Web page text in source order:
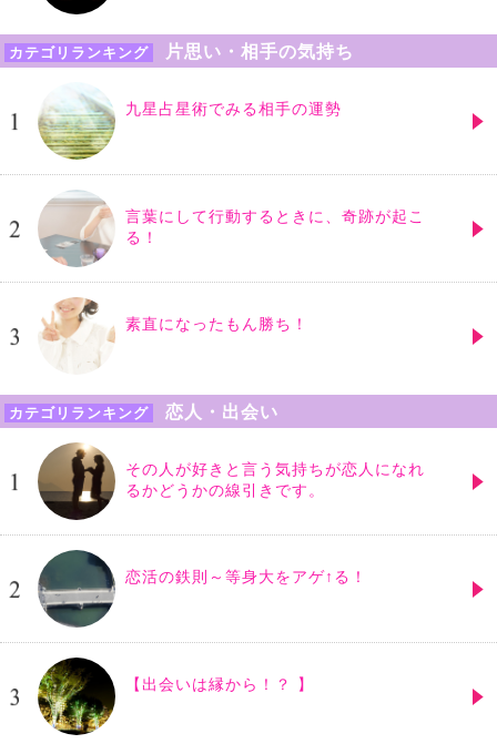
カテゴリランキング 片思い・相手の気持ち
九星占星術でみる相手の運勢
言葉にして行動するときに、奇跡が起こ
る！
素直になったもん勝ち！
カテゴリランキング 恋人・出会い
その人が好きと言う気持ちが恋人になれ
るかどうかの線引きです。
恋活の鉄則～等身大をアゲ↑る！
【出会いは縁から！？ 】